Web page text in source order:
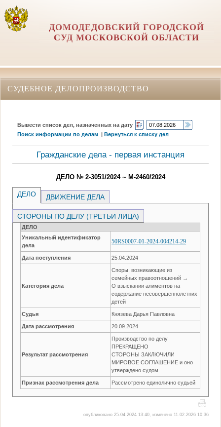
ДОМОДЕДОВСКИЙ ГОРОДСКОЙ
СУД МОСКОВСКОЙ ОБЛАСТИ
СУДЕБНОЕ ДЕЛОПРОИЗВОДСТВО
Вывести список дел, назначенных на дату
Поиск информации по делам |Вернуться к списку дел
Гражданские дела - первая инстанция
ДЕЛО № 2-3051/2024 ~ М-2460/2024
ДЕЛО ДВИЖЕНИЕ ДЕЛА
СТОРОНЫ ПО ДЕЛУ (ТРЕТЬИ ЛИЦА)
ДЕЛО
Уникальный идентификатор
дела
50RS0007-01-2024-004214-29
Дата поступления 25.04.2024
Категория дела
Споры, возникающие из
семейных правоотношений →
О взыскании алиментов на
содержание несовершеннолетних
детей
Судья Князева Дарья Павловна
Дата рассмотрения 20.09.2024
Результат рассмотрения
Производство по делу
ПРЕКРАЩЕНО
СТОРОНЫ ЗАКЛЮЧИЛИ
МИРОВОЕ СОГЛАШЕНИЕ и оно
утверждено судом
Признак рассмотрения дела Рассмотрено единолично судьей
опубликовано 25.04.2024 13:40, изменено 11.02.2026 10:36